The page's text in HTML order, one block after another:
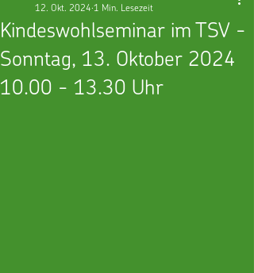
Kindeswohlseminar im TSV -
Sonntag, 13. Oktober 2024
10.00 - 13.30 Uhr
12. Okt. 2024 1 Min. Lesezeit